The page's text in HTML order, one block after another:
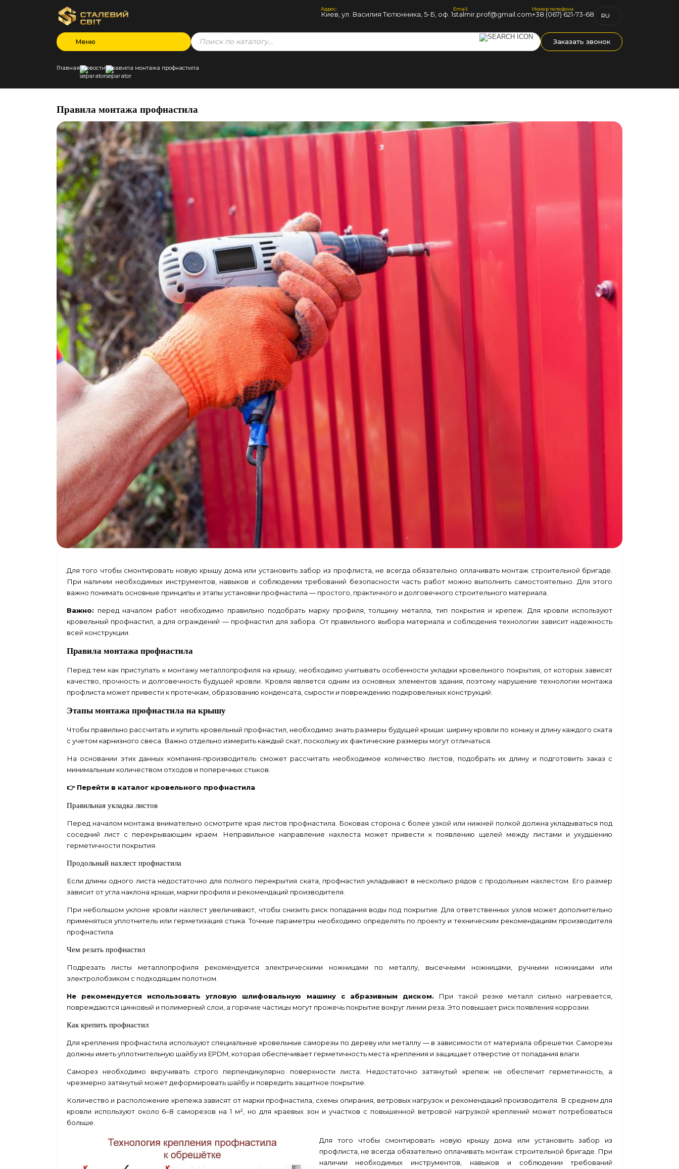
Адрес:
Киев, ул. Василия Тютюнника, 5-Б, оф. 1
Email:
stalmir.prof@gmail.com
Номер телефона:
+38 (067) 621-73-68
RU
Меню
Products
search
Заказать звонок
Главная Новости Правила монтажа профнастила
Правила монтажа профнастила
Для того чтобы смонтировать новую крышу дома или установить забор из профлиста, не всегда обязательно оплачивать монтаж строительной бригаде.
При наличии необходимых инструментов, навыков и соблюдении требований безопасности часть работ можно выполнить самостоятельно. Для этого
важно понимать основные принципы и этапы установки профнастила — простого, практичного и долговечного строительного материала.
Важно: перед началом работ необходимо правильно подобрать марку профиля, толщину металла, тип покрытия и крепеж. Для кровли используют
кровельный профнастил , а для ограждений — профнастил для забора . От правильного выбора материала и соблюдения технологии зависит надежность
всей конструкции.
Правила монтажа профнастила
Перед тем как приступать к монтажу металлопрофиля на крышу, необходимо учитывать особенности укладки кровельного покрытия, от которых зависят
качество, прочность и долговечность будущей кровли. Кровля является одним из основных элементов здания, поэтому нарушение технологии монтажа
профлиста может привести к протечкам, образованию конденсата, сырости и повреждению подкровельных конструкций.
Этапы монтажа профнастила на крышу
Чтобы правильно рассчитать и купить кровельный профнастил, необходимо знать размеры будущей крыши: ширину кровли по коньку и длину каждого ската
с учетом карнизного свеса. Важно отдельно измерить каждый скат, поскольку их фактические размеры могут отличаться.
На основании этих данных компания-производитель сможет рассчитать необходимое количество листов, подобрать их длину и подготовить заказ с
минимальным количеством отходов и поперечных стыков.
👉 Перейти в каталог кровельного профнастила
Правильная укладка листов
Перед началом монтажа внимательно осмотрите края листов профнастила. Боковая сторона с более узкой или нижней полкой должна укладываться под
соседний лист с перекрывающим краем. Неправильное направление нахлеста может привести к появлению щелей между листами и ухудшению
герметичности покрытия.
Продольный нахлест профнастила
Если длины одного листа недостаточно для полного перекрытия ската, профнастил укладывают в несколько рядов с продольным нахлестом. Его размер
зависит от угла наклона крыши, марки профиля и рекомендаций производителя.
При небольшом уклоне кровли нахлест увеличивают, чтобы снизить риск попадания воды под покрытие. Для ответственных узлов может дополнительно
применяться уплотнитель или герметизация стыка. Точные параметры необходимо определять по проекту и техническим рекомендациям производителя
профнастила.
Чем резать профнастил
Подрезать листы металлопрофиля рекомендуется электрическими ножницами по металлу, высечными ножницами, ручными ножницами или
электролобзиком с подходящим полотном.
Не рекомендуется использовать угловую шлифовальную машину с абразивным диском. При такой резке металл сильно нагревается,
повреждаются цинковый и полимерный слои, а горячие частицы могут прожечь покрытие вокруг линии реза. Это повышает риск появления коррозии.
Как крепить профнастил
Для крепления профнастила используют специальные кровельные саморезы по дереву или металлу — в зависимости от материала обрешетки. Саморезы
должны иметь уплотнительную шайбу из EPDM, которая обеспечивает герметичность места крепления и защищает отверстие от попадания влаги.
Саморез необходимо вкручивать строго перпендикулярно поверхности листа. Недостаточно затянутый крепеж не обеспечит герметичность, а
чрезмерно затянутый может деформировать шайбу и повредить защитное покрытие.
Количество и расположение крепежа зависят от марки профнастила, схемы опирания, ветровых нагрузок и рекомендаций производителя. В среднем для
кровли используют около 6–8 саморезов на 1 м², но для краевых зон и участков с повышенной ветровой нагрузкой креплений может потребоваться
больше.
Для того чтобы смонтировать новую крышу дома или установить забор из
профлиста, не всегда обязательно оплачивать монтаж строительной бригаде. При
наличии необходимых инструментов, навыков и соблюдении требований